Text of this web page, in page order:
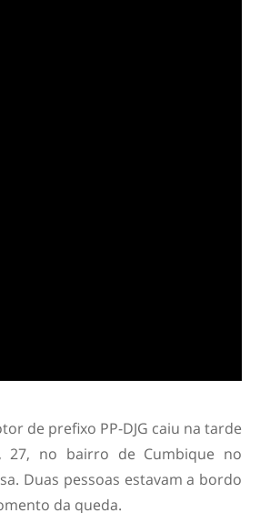
de prefixo PP-DJG caiu na tarde
27, no bairro de Cumbique no
Duas pessoas estavam a bordo
da queda.